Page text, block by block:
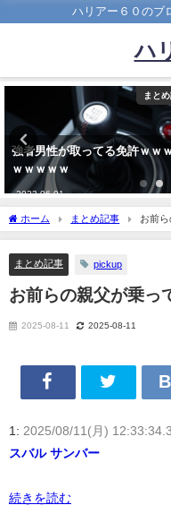
ハリアー６０のブ
ハ
まと
【悲報】運転中に「うわぁ・
やばい奴だな・・・ 」ってな
の特徴ｗｗｗｗｗｗ
ホーム まとめ記事 お前
まとめ記事 pickup
お前らの親父が乗っ
2025-08-11 2025-08-11
1: 2025/08/11(月)
スバル サンバー
続きを読む